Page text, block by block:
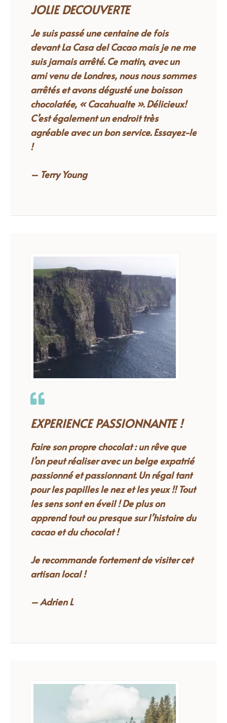
JOLIE DECOUVERTE
Je suis passé une centaine de fois
devant La Casa del Cacao mais je ne me
suis jamais arrêté. Ce matin, avec un
ami venu de Londres, nous nous sommes
arrêtés et avons dégusté une boisson
chocolatée, « Cacahualte ».Délicieux!
C’est également un endroit très
agréable avec un bon service. Essayez-le
!
– Terry Young
EXPERIENCE PASSIONNANTE !
Faire son propre chocolat : un rêve que
l’on peut réaliser avec un belge expatrié
passionné et passionnant. Un régal tant
pour les papilles le nez et les yeux !! Tout
les sens sont en éveil ! De plus on
apprend tout ou presque sur l’histoire du
cacao et du chocolat !
Je recommande fortement de visiter cet
artisan local !
– Adrien L